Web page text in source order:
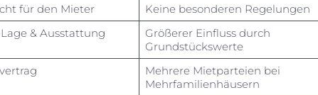
für den Mieter
Keine besonderen Regelungen
& Ausstattung
Größerer Einfluss durch
Grundstückswerte
Mehrere Mietparteien bei
Mehrfamilienhäusern